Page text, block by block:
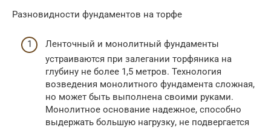
Разновидности фундаментов на торфе
Ленточный и монолитный фундаменты
устраиваются при залегании торфяника на
глубину не более 1,5 метров. Технология
возведения монолитного фундамента сложная,
но может быть выполнена своими руками.
Монолитное основание надежное, способно
выдержать большую нагрузку, не подвергается